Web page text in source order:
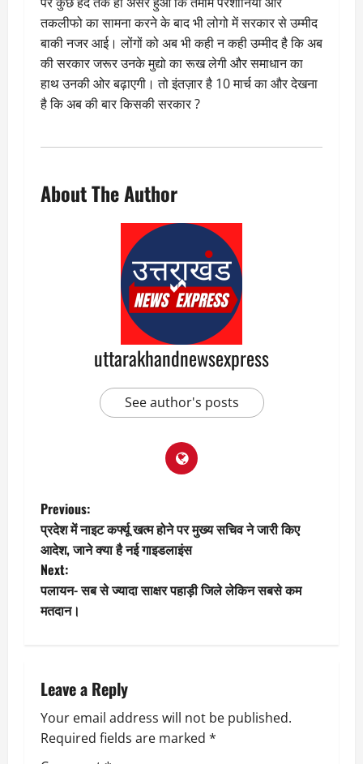
तकलीफो का सामना करने के बाद भी लोगो में सरकार से उम्मीद
बाकी नजर आई। लोंगों को अब भी कही न कही उम्मीद है कि अब
की सरकार जरूर उनके मुद्यो का रूख लेगी और समाधान का
हाथ उनकी ओर बढ़ाएगी। तो इंतज़ार है 10 मार्च का और देखना
है कि अब की बार किसकी सरकार ?
About The Author
uttarakhandnewsexpress
See author's posts
P
o
s
t
a
v
i
Previous:
प्रदेश में नाइट कर्फ्यू खत्म होने पर मुख्य सचिव ने जारी किए
आदेश, जाने क्या है नई गाइडलाइंस
Next:
पलायन- सब से ज्यादा साक्षर पहाड़ी जिले लेकिन सबसे कम
मतदान।
Leave a Reply
Your email address will not be published.
Required fields are marked *